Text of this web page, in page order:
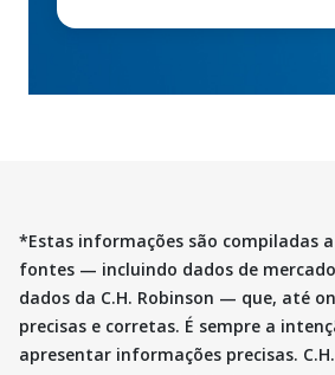
*Estas informações são compiladas
fontes — incluindo dados de
dados da C.H. Robinson — que, até
precisas e corretas. É sempre a
apresentar informações precisas.